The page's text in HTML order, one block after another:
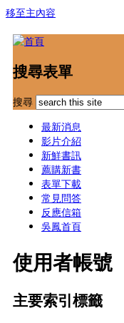
移至主內容
搜尋表單
搜尋
最新消息
影片介紹
新鮮書訊
薦購新書
表單下載
常見問答
反應信箱
吳鳳首頁
使用者帳號
主要索引標籤